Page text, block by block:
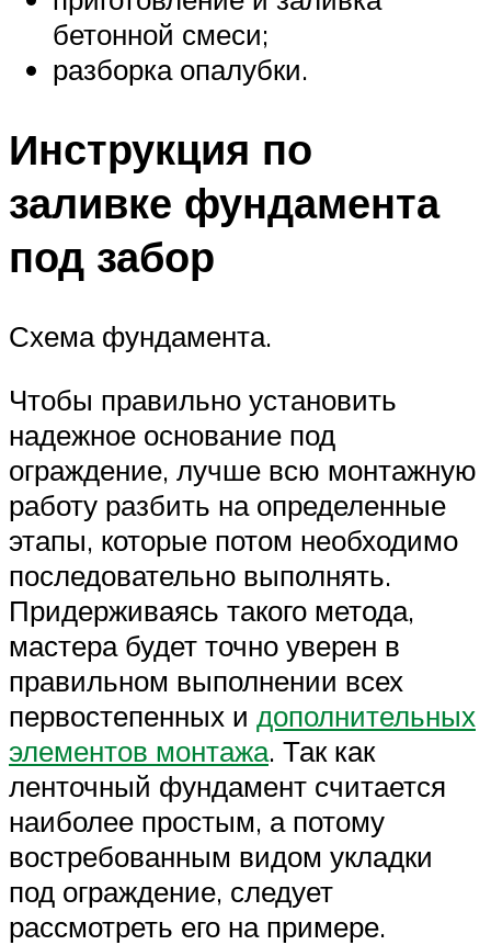
бетонной смеси;
разборка опалубки.
Инструкция по
заливке фундамента
под забор
Схема фундамента.
Чтобы правильно установить
надежное основание под
ограждение, лучше всю монтажную
работу разбить на определенные
этапы, которые потом необходимо
последовательно выполнять.
Придерживаясь такого метода,
мастера будет точно уверен в
правильном выполнении всех
первостепенных и дополнительных
элементов монтажа. Так как
ленточный фундамент считается
наиболее простым, а потому
востребованным видом укладки
под ограждение, следует
рассмотреть его на примере.